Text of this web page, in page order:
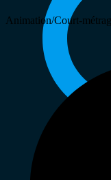
Animation/Court-